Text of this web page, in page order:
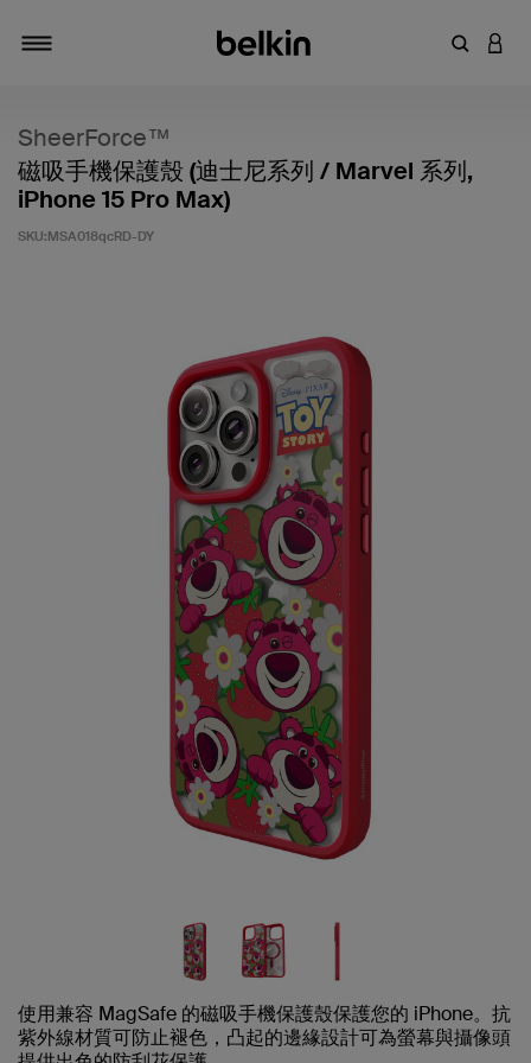
輸入關鍵
登入
SheerForce™
磁吸手機保護殼 (迪士尼系列 / Marvel 系列,
iPhone 15 Pro Max)
SKU:MSA018qcRD-DY
使用兼容 MagSafe 的磁吸手機保護殼保護您的 iPhone。抗
紫外線材質可防止褪色，凸起的邊緣設計可為螢幕與攝像頭